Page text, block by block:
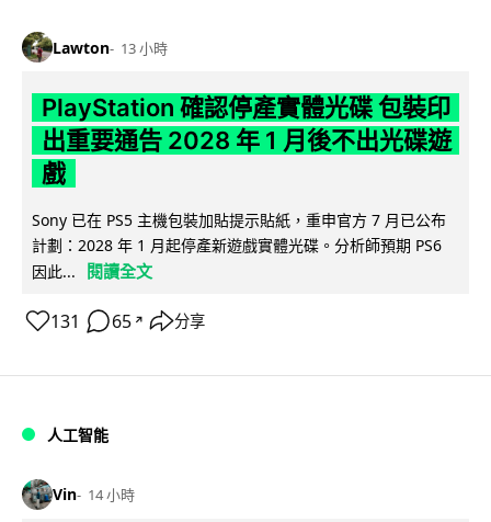
Lawton 13 小時
PlayStation 確認停產實體光碟 包裝印
出重要通告 2028 年 1 月後不出光碟遊
戲
Sony 已在 PS5 主機包裝加貼提示貼紙，重申官方 7 月已公布
計劃：2028 年 1 月起停產新遊戲實體光碟。分析師預期 PS6
因此...
閱讀全文
131 65 ↗ 分享
人工智能
Vin 14 小時